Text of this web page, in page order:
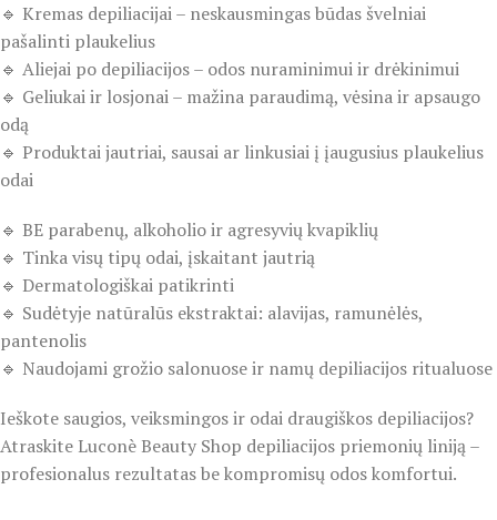
🔹 Kremas depiliacijai – neskausmingas būdas švelniai
pašalinti plaukelius
🔹 Aliejai po depiliacijos – odos nuraminimui ir drėkinimui
🔹 Geliukai ir losjonai – mažina paraudimą, vėsina ir apsaugo
odą
🔹 Produktai jautriai, sausai ar linkusiai į įaugusius plaukelius
odai
🔹 BE parabenų, alkoholio ir agresyvių kvapiklių
🔹 Tinka visų tipų odai, įskaitant jautrią
🔹 Dermatologiškai patikrinti
🔹 Sudėtyje natūralūs ekstraktai: alavijas, ramunėlės,
pantenolis
🔹 Naudojami grožio salonuose ir namų depiliacijos ritualuose
Ieškote saugios, veiksmingos ir odai draugiškos depiliacijos?
Atraskite Luconè Beauty Shop depiliacijos priemonių liniją –
profesionalus rezultatas be kompromisų odos komfortui.